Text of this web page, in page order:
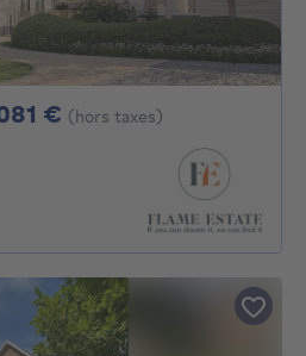
€ De 545121€ À
(hors taxes)